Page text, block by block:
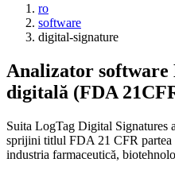
ro
software
digital-signature
Analizator software
digitală (FDA
Suita LogTag Digital Signatures
sprijini titlul FDA 21 CFR partea
industria farmaceutică,